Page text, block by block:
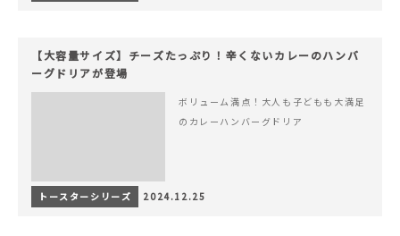
【大容量サイズ】チーズたっぷり！辛くないカレーのハンバ
ーグドリアが登場
ボリューム満点！大人も子どもも大満足
のカレーハンバーグドリア
トースターシリーズ 2024.12.25